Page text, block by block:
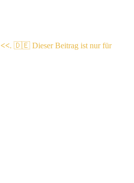
<<. 🇩🇪 Dieser Beitrag ist nur für